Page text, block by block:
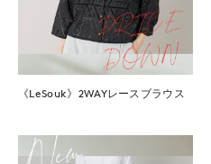
《LeSouk》2WAYレースブラウス